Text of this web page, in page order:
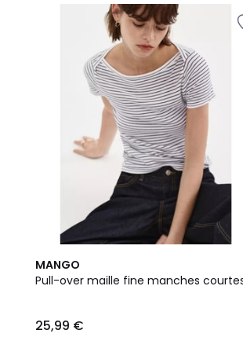
MANGO
Pull-over maille fine manches
25,99 €
2
Couleurs